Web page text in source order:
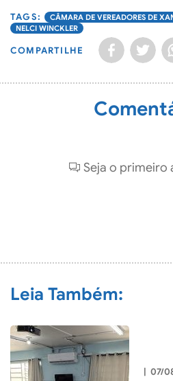
CÂMARA DE VEREADORES DE
NELCI WINCKLER
COMPARTILHE
Seja o primeiro
Leia Também:
| 07/